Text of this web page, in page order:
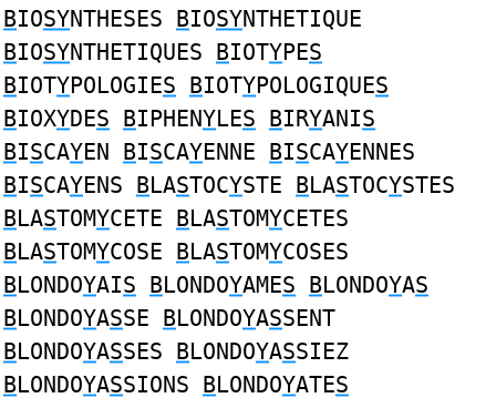
BIOSYNTHESES BIOSYNTHETIQUE
BIOSYNTHETIQUES BIOTYPES
BIOTYPOLOGIES BIOTYPOLOGIQUES
BIOXYDES BIPHENYLES BIRYANIS
BISCAYEN BISCAYENNE BISCAYENNES
BISCAYENS BLASTOCYSTE BLASTOCYSTES
BLASTOMYCETE BLASTOMYCETES
BLASTOMYCOSE BLASTOMYCOSES
BLONDOYAIS BLONDOYAMES BLONDOYAS
BLONDOYASSE BLONDOYASSENT
BLONDOYASSES BLONDOYASSIEZ
BLONDOYASSIONS BLONDOYATES